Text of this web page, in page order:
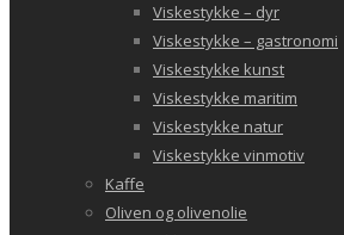
Viskestykke – dyr
Viskestykke – gastronomi
Viskestykke kunst
Viskestykke maritim
Viskestykke natur
Viskestykke vinmotiv
Kaffe
Oliven og olivenolie